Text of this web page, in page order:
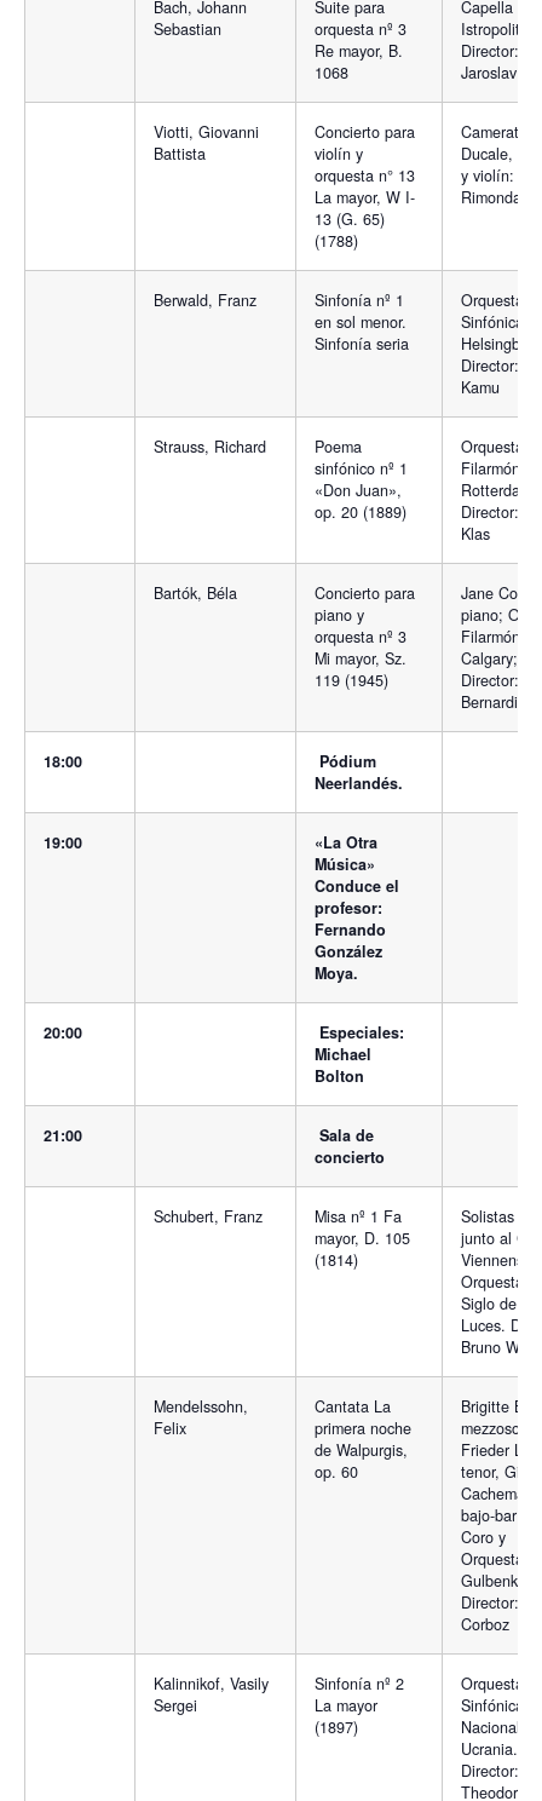
Bach, Johann
Sebastian
Suite para
orquesta nº 3
Re mayor, B.
1068
Capella
Director:
Jaroslav
Viotti, Giovanni
Battista
Concierto para
violín y
orquesta n° 13
La mayor, W I-
13 (G. 65)
(1788)
Camerata
Ducale,
y violín:
Rimonda
Berwald, Franz
Sinfonía nº 1
en sol menor.
Sinfonía seria
Orquesta
Sinfónica
Director:
Kamu
Strauss, Richard
Poema
sinfónico nº 1
«Don Juan»,
op. 20 (1889)
Orquesta
Rotterdam.
Director: Eri
Klas
Bartók, Béla
Concierto para
piano y
orquesta nº 3
Mi mayor, Sz.
119 (1945)
Jane Coop,
piano;
Calgary;
Director:
Bernardi
18:00
Pódium
Neerlandés.
19:00
«La Otra
Música»
Conduce el
profesor:
Fernando
González
Moya.
20:00
Especiales:
Michael
Bolton
21:00
Sala de
concierto
Schubert, Franz
Misa nº 1 Fa
mayor, D. 105
(1814)
Solistas
junto al
Viennensis
Orquesta
Siglo de las
Luces.
Bruno Weil.
Mendelssohn,
Felix
Cantata La
primera noche
de Walpurgis,
op. 60
Brigitte
Frieder
tenor, Gilles
bajo-
Coro y
Orquesta
Gulbenkian.
Director:
Corboz
Kalinnikof, Vasily
Sergei
Sinfonía nº 2
La mayor
(1897)
Orquesta
Sinfónica
Nacional,
Ucrania.
Director:
Theodore